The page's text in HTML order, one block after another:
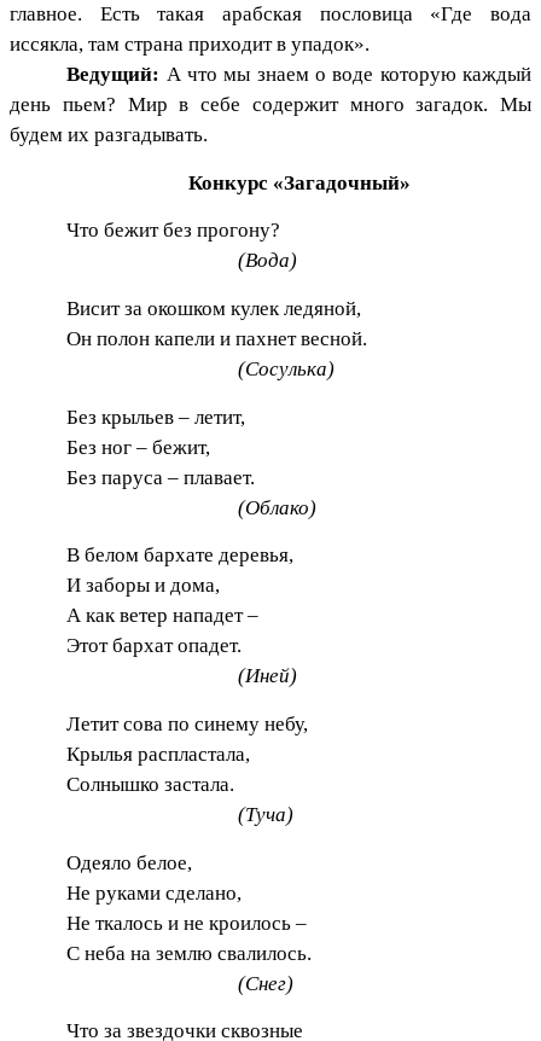
главное. Есть такая арабская пословица «Где вода
иссякла, там страна приходит в упадок».
Ведущий: А что мы знаем о воде которую каждый
день пьем? Мир в себе содержит много загадок. Мы
будем их разгадывать.
Конкурс «Загадочный»
Что бежит без прогону?
(Вода)
Висит за окошком кулек ледяной,
Он полон капели и пахнет весной.
(Сосулька)
Без крыльев – летит,
Без ног – бежит,
Без паруса – плавает.
(Облако)
В белом бархате деревья,
И заборы и дома,
А как ветер нападет –
Этот бархат опадет.
(Иней)
Летит сова по синему небу,
Крылья распластала,
Солнышко застала.
(Туча)
Одеяло белое,
Не руками сделано,
Не ткалось и не кроилось –
С неба на землю свалилось.
(Снег)
Что за звездочки сквозные